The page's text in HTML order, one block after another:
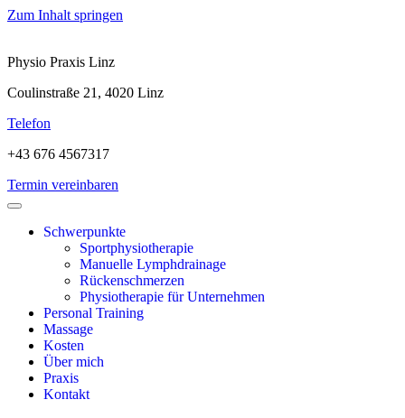
Zum Inhalt springen
Physio Praxis Linz
Coulinstraße 21, 4020 Linz
Telefon
+43 676 4567317
Termin vereinbaren
Schwerpunkte
Sportphysiotherapie
Manuelle Lymphdrainage
Rückenschmerzen
Physiotherapie für Unternehmen
Personal Training
Massage
Kosten
Über mich
Praxis
Kontakt